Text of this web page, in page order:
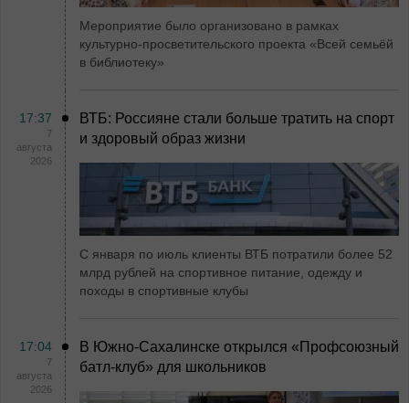
Мероприятие было организовано в рамках
культурно-просветительского проекта «Всей семьёй
в библиотеку»
17:37
7
августа
2026
ВТБ: Россияне стали больше тратить на спорт
и здоровый образ жизни
С января по июль клиенты ВТБ потратили более 52
млрд рублей на спортивное питание, одежду и
походы в спортивные клубы
17:04
7
августа
2026
В Южно-Сахалинске открылся «Профсоюзный
батл-клуб» для школьников